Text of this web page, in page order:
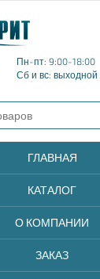
Пн-пт: 9:00-18:00
Сб и вс: выходной
ГЛАВНАЯ
КАТАЛОГ
О КОМПАНИИ
ЗАКАЗ